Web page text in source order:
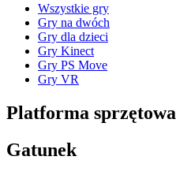
Wszystkie gry
Gry na dwóch
Gry dla dzieci
Gry Kinect
Gry PS Move
Gry VR
Platforma sprzętowa
Gatunek